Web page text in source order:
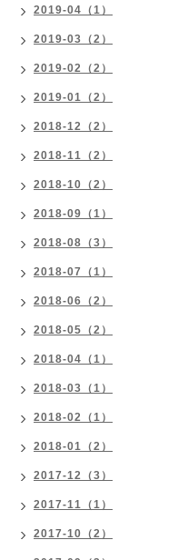
2019-04（1）
2019-03（2）
2019-02（2）
2019-01（2）
2018-12（2）
2018-11（2）
2018-10（2）
2018-09（1）
2018-08（3）
2018-07（1）
2018-06（2）
2018-05（2）
2018-04（1）
2018-03（1）
2018-02（1）
2018-01（2）
2017-12（3）
2017-11（1）
2017-10（2）